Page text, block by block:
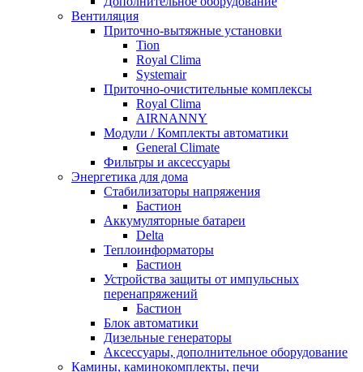
Вентиляция
Приточно-вытяжные установки
Tion
Royal Clima
Systemair
Приточно-очистительные комплексы
Royal Clima
AIRNANNY
Модули / Комплекты автоматики
General Climate
Фильтры и аксессуары
Энергетика для дома
Стабилизаторы напряжения
Бастион
Аккумуляторные батареи
Delta
Теплоинформаторы
Бастион
Устройства защиты от импульсных
перенапряжений
Бастион
Блок автоматики
Дизельные генераторы
Аксессуары, дополнительное оборудование
Камины, каминокомплекты, печи